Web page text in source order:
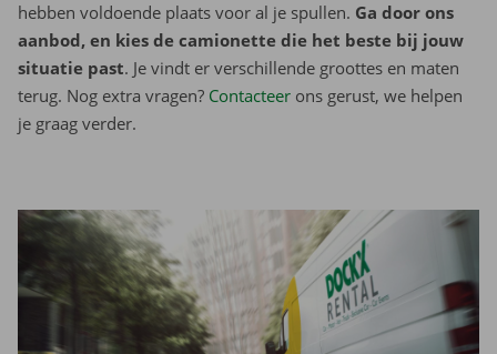
hebben voldoende plaats voor al je spullen. Ga door ons
aanbod, en kies de camionette die het beste bij jouw
situatie past. Je vindt er verschillende groottes en maten
terug. Nog extra vragen? Contacteer ons gerust, we helpen
je graag verder.